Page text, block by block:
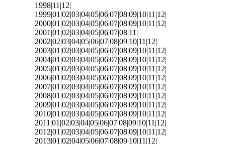
1998|11 |12|
1999|01 |02|03|04|05|06|07|08|09|10|11 |12|
2000|01 |02|03|04|05|06|07|08|09|10|11 |12|
2001|01 |02|03|04|05|06|07|08|11 |
2002|02|03|04|05|06|07|08|09|10|11 |12|
2003|01 |02|03|04|05|06|07|08|09|10|11 |12|
2004|01 |02|03|04|05|06|07|08|09|10|11 |12|
2005|01 |02|03|04|05|06|07|08|09|10|11 |12|
2006|01 |02|03|04|05|06|07|08|09|10|11 |12|
2007|01 |02|03|04|05|06|07|08|09|10|11 |12|
2008|01 |02|03|04|05|06|07|08|09|10|11 |12|
2009|01 |02|03|04|05|06|07|08|09|10|11 |12|
2010|01 |02|03|04|05|06|07|08|09|10|11 |12|
2011|01 |02|03|04|05|06|07|08|09|10|11 |12|
2012|01 |02|03|04|05|06|07|08|09|10|11 |12|
2013|01 |02|04|05|06|07|08|09|10|11 |12|